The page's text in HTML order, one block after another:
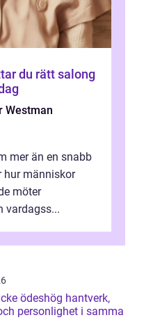
Westman
mer än en snabb
hur människor
möter
vardagss...
hantverk,
personlighet i samma